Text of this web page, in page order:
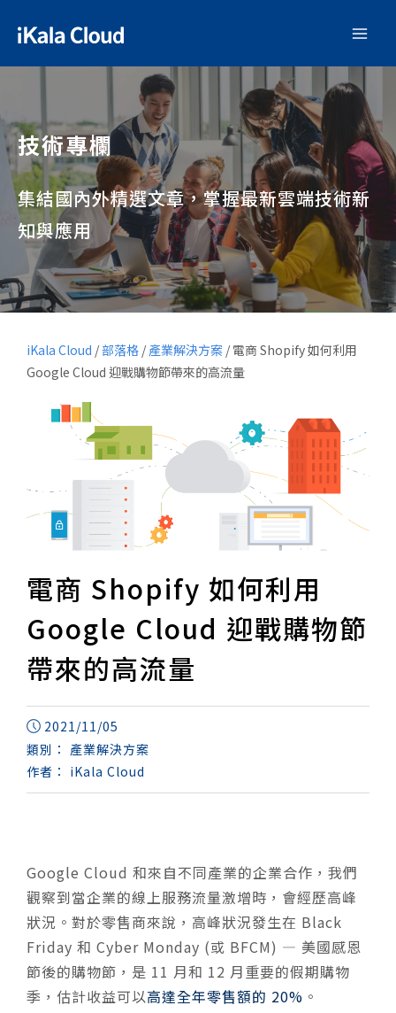
技術專欄
集結國內外精選文章，掌握最新雲端技術新
知與應用
iKala Cloud /部落格 / 產業解決方案 / 電商 Shopify 如何利用
Google Cloud 迎戰購物節帶來的高流量
電商 Shopify 如何利用
Google Cloud 迎戰購物節
帶來的高流量
2021/11/05
類別： 產業解決方案
作者： iKala Cloud
Google Cloud 和來自不同產業的企業合作，我們
觀察到當企業的線上服務流量激增時，會經歷高峰
狀況。對於零售商來說，高峰狀況發生在 Black
Friday 和 Cyber Monday (或 BFCM) — 美國感恩
節後的購物節，是 11 月和 12 月重要的假期購物
季，估計收益可以高達全年零售額的 20% 。